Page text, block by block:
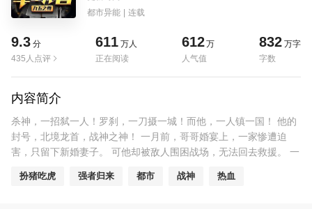
都市异能 | 连载
9.3 分
435人点评
611 万人
正在阅读
612万
人气值
832 万字
字数
内容简介
杀神，一招弑一人！罗刹，一刀摄一城！而他，一人镇一国！ 他的
封号，北境龙首，战神之神！ 一月前，哥哥婚宴上，一家惨遭迫
害，只留下新婚妻子。 可他却被敌人围困战场，无法回去救援。 一
来了！ 动我亲友者，必杀之，触我禁忌者，必斩之！ 叶相思，以后
扮猪吃虎 强者归来 都市 战神 热血